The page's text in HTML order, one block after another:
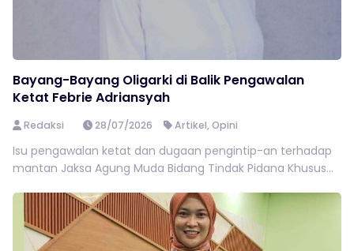
Bayang-Bayang Oligarki di Balik Pengawalan
Ketat Febrie Adriansyah
Redaksi 28/07/2026 Artikel,Opini
Isu pengawalan ketat dan dugaan pengintip-an terhadap
mantan Jaksa Agung Muda Bidang Tindak Pidana Khusus...